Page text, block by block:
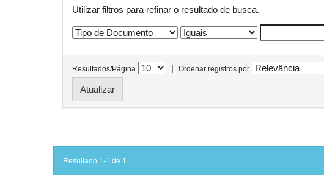
Utilizar filtros para refinar o resultado de busca.
Resultados/Página | Ordenar registros por
Resultado 1-1 de 1.